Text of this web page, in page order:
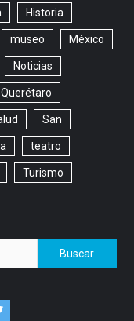
Historia
museo México
Noticias
Querétaro
San
teatro
Turismo